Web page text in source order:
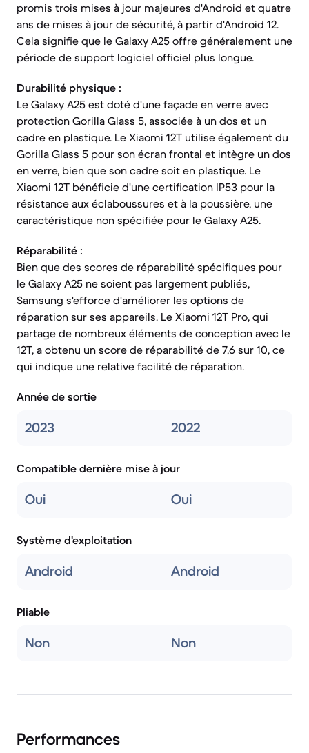
promis trois mises à jour majeures d'Android et quatre
ans de mises à jour de sécurité, à partir d'Android 12.
Cela signifie que le Galaxy A25 offre généralement une
période de support logiciel officiel plus longue.
Durabilité physique :
Le Galaxy A25 est doté d'une façade en verre avec
protection Gorilla Glass 5, associée à un dos et un
cadre en plastique. Le Xiaomi 12T utilise également du
Gorilla Glass 5 pour son écran frontal et intègre un dos
en verre, bien que son cadre soit en plastique. Le
Xiaomi 12T bénéficie d'une certification IP53 pour la
résistance aux éclaboussures et à la poussière, une
caractéristique non spécifiée pour le Galaxy A25.
Réparabilité :
Bien que des scores de réparabilité spécifiques pour
le Galaxy A25 ne soient pas largement publiés,
Samsung s'efforce d'améliorer les options de
réparation sur ses appareils. Le Xiaomi 12T Pro, qui
partage de nombreux éléments de conception avec le
12T, a obtenu un score de réparabilité de 7,6 sur 10, ce
qui indique une relative facilité de réparation.
Année de sortie
2023 2022
Compatible dernière mise à jour
Oui Oui
Système d'exploitation
Android Android
Pliable
Non Non
Performances